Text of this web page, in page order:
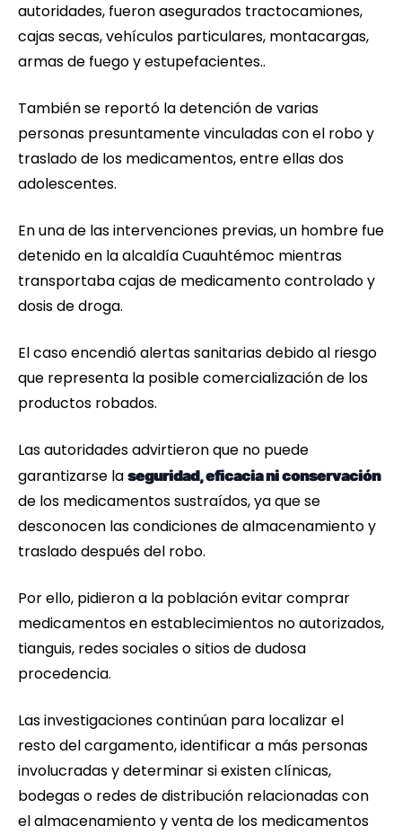
autoridades, fueron asegurados tractocamiones,
cajas secas, vehículos particulares, montacargas,
armas de fuego y estupefacientes..
También se reportó la detención de varias
personas presuntamente vinculadas con el robo y
traslado de los medicamentos, entre ellas dos
adolescentes.
En una de las intervenciones previas, un hombre fue
detenido en la alcaldía Cuauhtémoc mientras
transportaba cajas de medicamento controlado y
dosis de droga.
El caso encendió alertas sanitarias debido al riesgo
que representa la posible comercialización de los
productos robados.
Las autoridades advirtieron que no puede
garantizarse la seguridad, eficacia ni conservación
de los medicamentos sustraídos, ya que se
desconocen las condiciones de almacenamiento y
traslado después del robo.
Por ello, pidieron a la población evitar comprar
medicamentos en establecimientos no autorizados,
tianguis, redes sociales o sitios de dudosa
procedencia.
Las investigaciones continúan para localizar el
resto del cargamento, identificar a más personas
involucradas y determinar si existen clínicas,
bodegas o redes de distribución relacionadas con
el almacenamiento y venta de los medicamentos